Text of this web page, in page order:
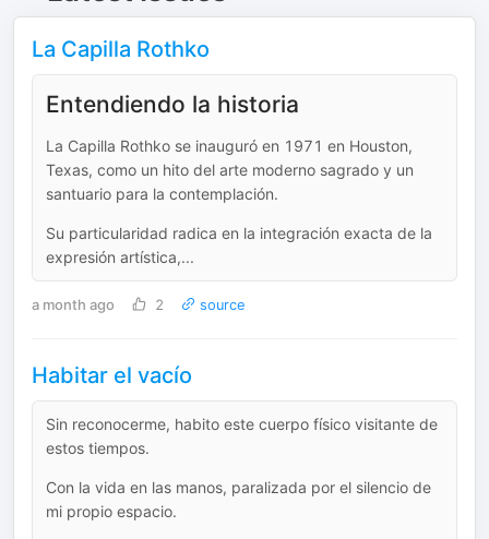
La Capilla Rothko
Entendiendo la historia
La Capilla Rothko se inauguró en 1971 en Houston,
Texas, como un hito del arte moderno sagrado y un
santuario para la contemplación.
Su particularidad radica en la integración exacta de la
expresión artística,...
a month ago 2 source
Habitar el vacío
Sin reconocerme, habito este cuerpo físico visitante de
estos tiempos.
Con la vida en las manos, paralizada por el silencio de
mi propio espacio.